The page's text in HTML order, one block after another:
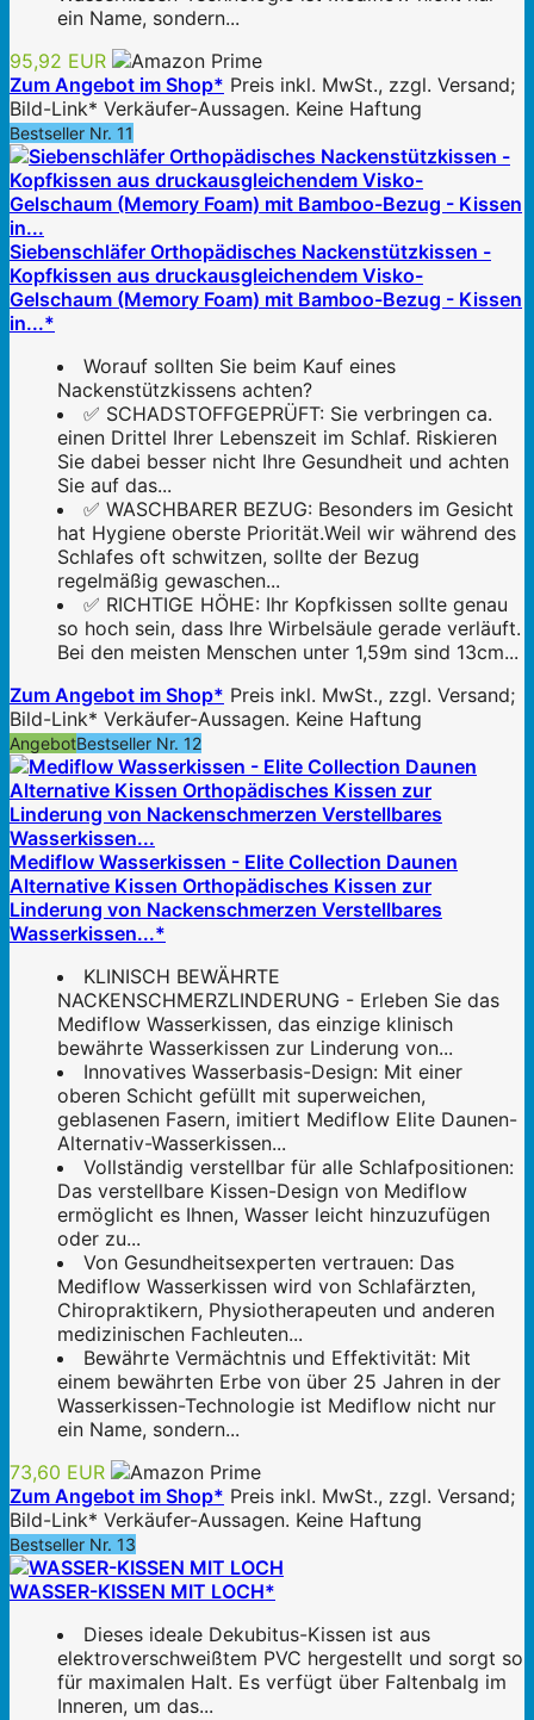
ein Name, sondern...
95,92 EUR
Zum Angebot im Shop* Preis inkl. MwSt., zzgl. Versand;
Bild-Link* Verkäufer-Aussagen. Keine Haftung
Bestseller Nr. 11
Siebenschläfer Orthopädisches Nackenstützkissen -
Kopfkissen aus druckausgleichendem Visko-
Gelschaum (Memory Foam) mit Bamboo-Bezug - Kissen
in...*
Worauf sollten Sie beim Kauf eines
Nackenstützkissens achten?
✅ SCHADSTOFFGEPRÜFT: Sie verbringen ca.
einen Drittel Ihrer Lebenszeit im Schlaf. Riskieren
Sie dabei besser nicht Ihre Gesundheit und achten
Sie auf das...
✅ WASCHBARER BEZUG: Besonders im Gesicht
hat Hygiene oberste Priorität.Weil wir während des
Schlafes oft schwitzen, sollte der Bezug
regelmäßig gewaschen...
✅ RICHTIGE HÖHE: Ihr Kopfkissen sollte genau
so hoch sein, dass Ihre Wirbelsäule gerade verläuft.
Bei den meisten Menschen unter 1,59m sind 13cm...
Zum Angebot im Shop* Preis inkl. MwSt., zzgl. Versand;
Bild-Link* Verkäufer-Aussagen. Keine Haftung
AngebotBestseller Nr. 12
Mediflow Wasserkissen - Elite Collection Daunen
Alternative Kissen Orthopädisches Kissen zur
Linderung von Nackenschmerzen Verstellbares
Wasserkissen...*
KLINISCH BEWÄHRTE
NACKENSCHMERZLINDERUNG - Erleben Sie das
Mediflow Wasserkissen, das einzige klinisch
bewährte Wasserkissen zur Linderung von...
Innovatives Wasserbasis-Design: Mit einer
oberen Schicht gefüllt mit superweichen,
geblasenen Fasern, imitiert Mediflow Elite Daunen-
Alternativ-Wasserkissen...
Vollständig verstellbar für alle Schlafpositionen:
Das verstellbare Kissen-Design von Mediflow
ermöglicht es Ihnen, Wasser leicht hinzuzufügen
oder zu...
Von Gesundheitsexperten vertrauen: Das
Mediflow Wasserkissen wird von Schlafärzten,
Chiropraktikern, Physiotherapeuten und anderen
medizinischen Fachleuten...
Bewährte Vermächtnis und Effektivität: Mit
einem bewährten Erbe von über 25 Jahren in der
Wasserkissen-Technologie ist Mediflow nicht nur
ein Name, sondern...
73,60 EUR
Zum Angebot im Shop* Preis inkl. MwSt., zzgl. Versand;
Bild-Link* Verkäufer-Aussagen. Keine Haftung
Bestseller Nr. 13
WASSER-KISSEN MIT LOCH*
Dieses ideale Dekubitus-Kissen ist aus
elektroverschweißtem PVC hergestellt und sorgt so
für maximalen Halt. Es verfügt über Faltenbalg im
Inneren, um das...